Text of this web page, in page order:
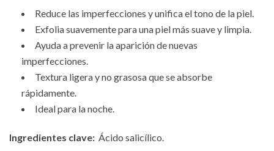
Reduce las imperfecciones y unifica el tono de la piel.
Exfolia suavemente para una piel más suave y limpia.
Ayuda a prevenir la aparición de nuevas
imperfecciones.
Textura ligera y no grasosa que se absorbe
rápidamente.
Ideal para la noche.
Ingredientes clave: Ácido salicílico.